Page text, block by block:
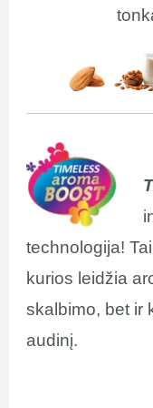
technologija!
kurios leidžia
skalbimo, bet ir
audinį.